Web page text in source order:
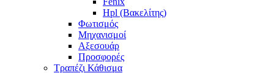
Hpl (Βακελίτης)
Φωτισμός
Μηχανισμοί
Αξεσουάρ
Προσφορές
Τραπέζι Κάθισμα